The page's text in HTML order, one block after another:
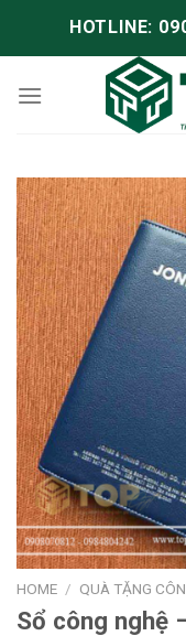
HOTLINE:
HOME / QUÀ TẶNG
Sổ công nghệ